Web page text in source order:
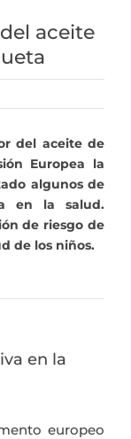
Actualidad
aceite
del aceite de
Europea la
algunos de
en la salud.
de riesgo de
de los niños.
en la
europeo